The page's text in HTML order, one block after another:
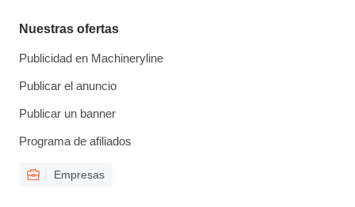
Nuestras ofertas
Publicidad en Machineryline
Publicar el anuncio
Publicar un banner
Programa de afiliados
Empresas